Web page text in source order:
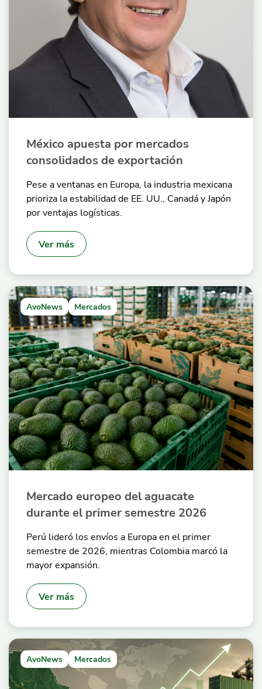
México apuesta por mercados
consolidados de exportación
Pese a ventanas en Europa, la industria mexicana
prioriza la estabilidad de EE. UU., Canadá y Japón
por ventajas logísticas.
Ver más
AvoNews Mercados
Mercado europeo del aguacate
durante el primer semestre 2026
Perú lideró los envíos a Europa en el primer
semestre de 2026, mientras Colombia marcó la
mayor expansión.
Ver más
AvoNews Mercados